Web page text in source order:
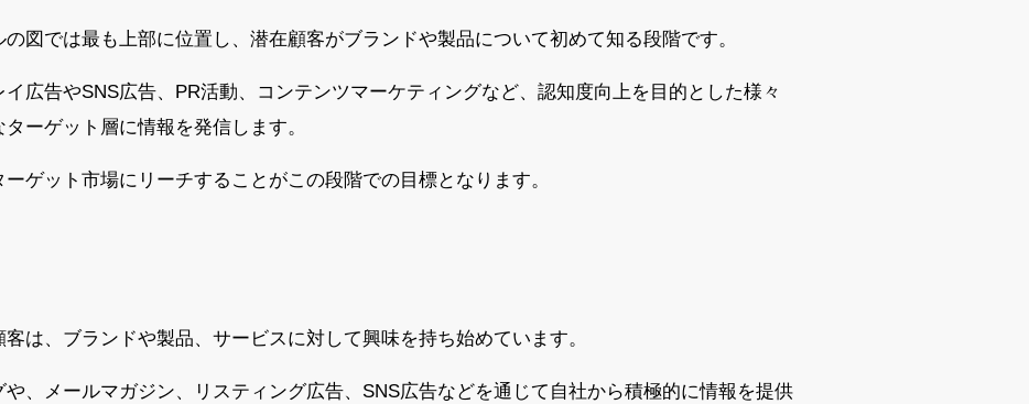
図では最も上部に位置し、潜在顧客がブランドや製品について初めて知る段階です。
広告やSNS広告、PR活動、コンテンツマーケティングなど、認知度向上を目的とした様々
ーゲット層に情報を発信します。
ゲット市場にリーチすることがこの段階での目標となります。
は、ブランドや製品、サービスに対して興味を持ち始めています。
、メールマガジン、リスティング広告、SNS広告などを通じて自社から積極的に情報を提供